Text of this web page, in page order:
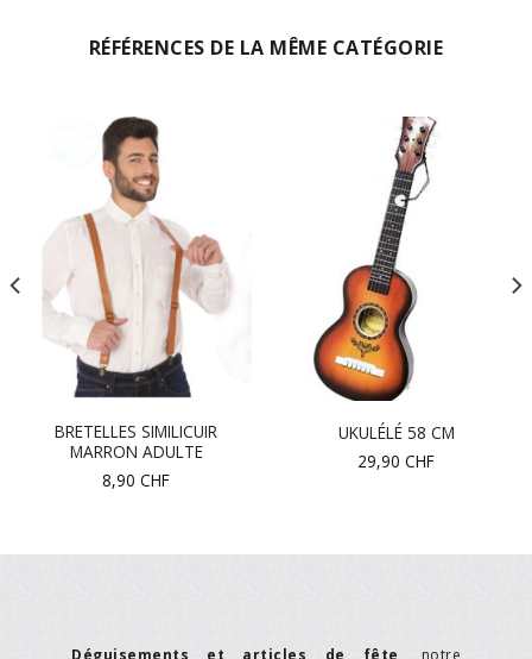
RÉFÉRENCES DE LA MÊME CATÉGORIE
BRETELLES SIMILICUIR
MARRON ADULTE
8,90 CHF
UKULÉLÉ 58 CM
29,90 CHF
Déguisements et articles de fête , notre